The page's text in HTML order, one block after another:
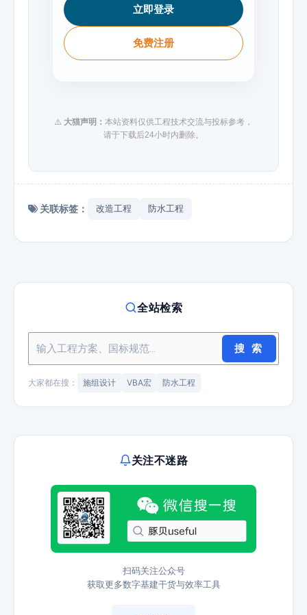
立即登录
免费注册
⚠️ 大猫声明： 本站资料仅供工程技术交流与投标参考，
请于下载后24小时内删除。
关联标签： 改造工程 防水工程
全站检索
搜 索
大家都在搜： 施组设计 VBA宏 防水工程
关注不迷路
扫码关注公众号
获取更多数字基建干货与效率工具